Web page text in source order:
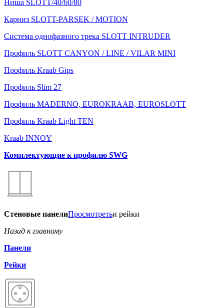
Ниша SLOTT/40/60/80
Карниз SLOTT-PARSEK / MOTION
Система однофазного трека SLOTT INTRUDER
Профиль SLOTT CANYON / LINE / VILAR MINI
Профиль Kraab Gips
Профиль Slim 27
Профиль MADERNO, EUROKRAAB, EUROSLOTT
Профиль Kraab Light TEN
Kraab INNOY
Комплектующие к профилю SWG
Стеновые панелиПросмотретьи рейки
Назад к главному
Панели
Рейки